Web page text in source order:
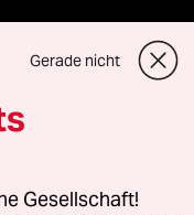
oder für Genehmigungen
Gerade nicht
Gesellschaft!